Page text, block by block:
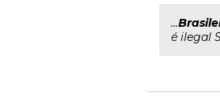
...
é ilegal